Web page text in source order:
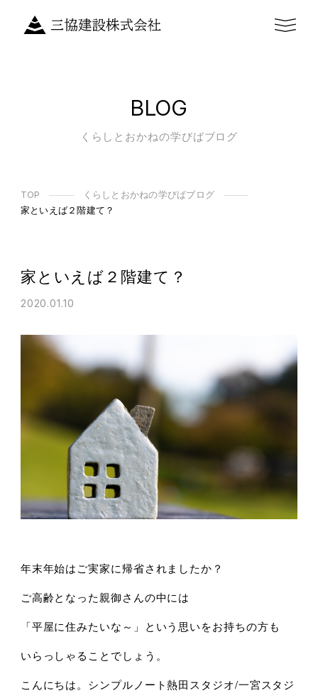
BLOG
くらしとおかねの学びばブログ
TOP
くらしとおかねの学びばブログ
家といえば２階建て？
家といえば２階建て？
2020.01.10
年末年始はご実家に帰省されましたか？
ご高齢となった親御さんの中には
「平屋に住みたいな～」という思いをお持ちの方も
いらっしゃることでしょう。
こんにちは。シンプルノート熱田スタジオ/一宮スタジ